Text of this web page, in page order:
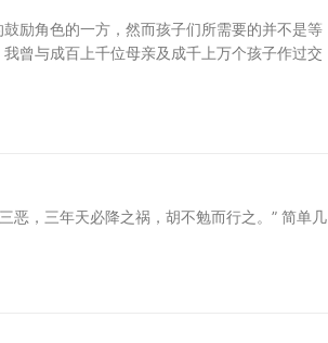
励角色的一方，然而孩子们所需要的并不是等
曾与成百上千位母亲及成千上万个孩子作过交
恶，三年天必降之祸，胡不勉而行之。” 简单几